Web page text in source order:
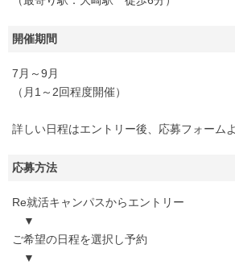
開催期間
7月～9月
（月1～2回程度開催）
詳しい日程はエントリー後、応募フォーム
応募方法
Re就活キャンパスからエントリー
▼
ご希望の日程を選択し予約
▼